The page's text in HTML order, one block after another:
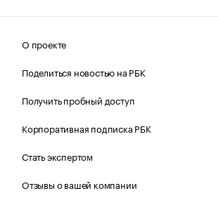
О проекте
Поделиться новостью на РБК
Получить пробный доступ
Корпоративная подписка РБК
Стать экспертом
Отзывы о вашей компании